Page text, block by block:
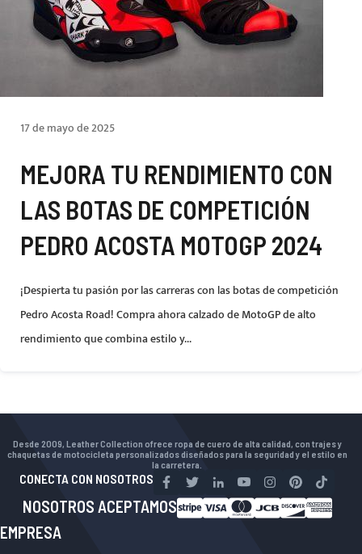
17 de mayo de 2025
MEJORA TU RENDIMIENTO CON
LAS BOTAS DE COMPETICIÓN
PEDRO ACOSTA MOTOGP 2024
¡Despierta tu pasión por las carreras con las botas de competición
Pedro Acosta Road! Compra ahora calzado de MotoGP de alto
rendimiento que combina estilo y...
Desde 2009, Leather Collection ofrece ropa de cuero de alta calidad, con trajes y
chaquetas de motocicleta personalizados diseñados para la seguridad y el estilo en
la carretera.
CONECTA CON NOSOTROS
NOSOTROS ACEPTAMOS
EMPRESA